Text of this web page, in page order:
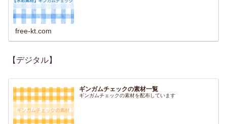
free-kt.com
【デジタル】
ギンガムチェックの素材一覧
ギンガムチェックの素材を配布しています